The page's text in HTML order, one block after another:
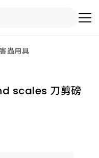
蟲用具
scales 刀剪磅